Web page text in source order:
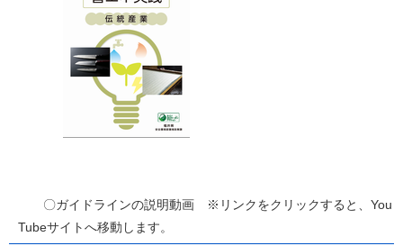
〇ガイドラインの説明動画 ※リンクをクリックすると、You
Tubeサイトへ移動します。